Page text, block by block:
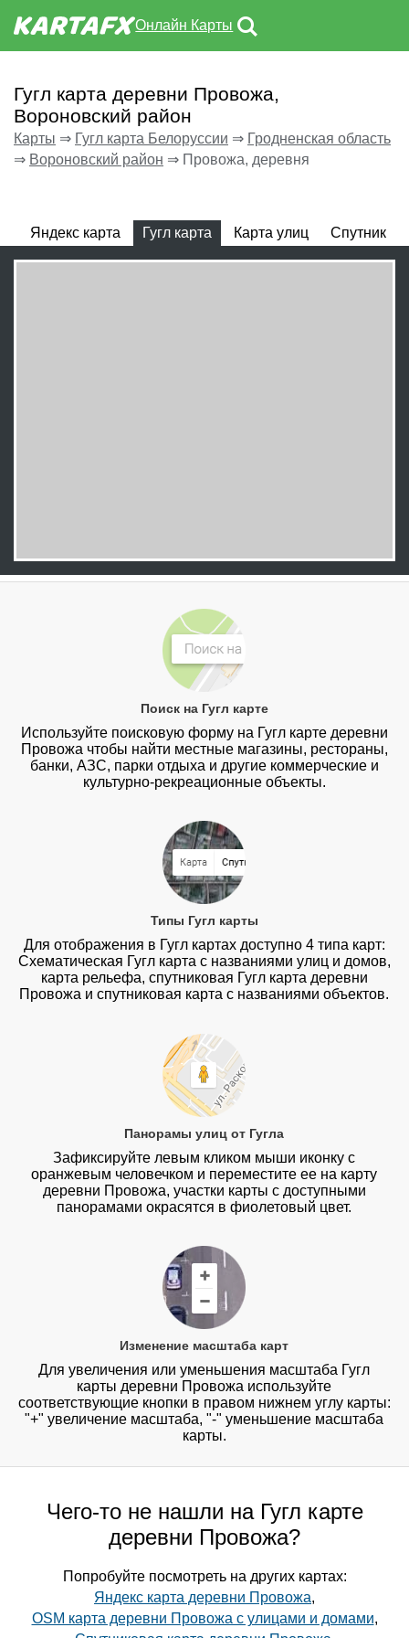
Онлайн Карты
Гугл карта деревни Провожа,
Вороновский район
Карты ⇒ Гугл карта Белоруссии ⇒ Гродненская область
⇒ Вороновский район ⇒ Провожа, деревня
Яндекс карта Гугл карта Карта улиц Спутник
Поиск на Гугл карте
Используйте поисковую форму на Гугл карте деревни
Провожа чтобы найти местные магазины, рестораны,
банки, АЗС, парки отдыха и другие коммерческие и
культурно-рекреационные объекты.
Типы Гугл карты
Для отображения в Гугл картах доступно 4 типа карт:
Схематическая Гугл карта с названиями улиц и домов,
карта рельефа, спутниковая Гугл карта деревни
Провожа и спутниковая карта с названиями объектов.
Панорамы улиц от Гугла
Зафиксируйте левым кликом мыши иконку с
оранжевым человечком и переместите ее на карту
деревни Провожа, участки карты с доступными
панорамами окрасятся в фиолетовый цвет.
Изменение масштаба карт
Для увеличения или уменьшения масштаба Гугл
карты деревни Провожа используйте
соответствующие кнопки в правом нижнем углу карты:
"+" увеличение масштаба, "-" уменьшение масштаба
карты.
Чего-то не нашли на Гугл карте
деревни Провожа?
Попробуйте посмотреть на других картах:
Яндекс карта деревни Провожа,
OSM карта деревни Провожа с улицами и домами,